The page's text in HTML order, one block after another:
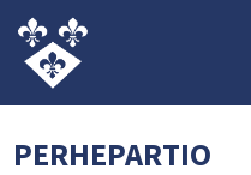
PERHEPARTIO